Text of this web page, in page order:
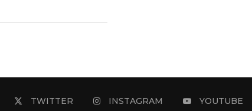
TWITTER INSTAGRAM YOUTUBE